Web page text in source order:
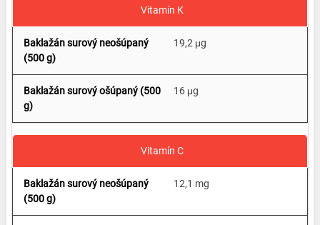
Vitamín K
19,2 μg
16 μg
Vitamín C
12,1 mg